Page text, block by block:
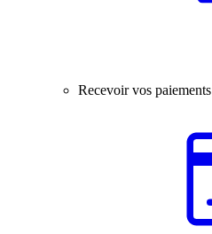
Recevoir vos paiements